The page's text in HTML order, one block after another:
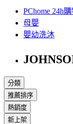
PChome 24h
母嬰
嬰幼洗沐
分類
推薦排序
熱銷度
新上架